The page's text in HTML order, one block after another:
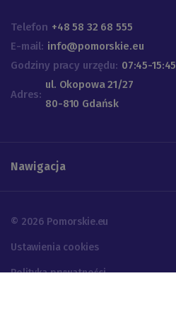
Telefon +48 58 32 68 555
E-mail: info@pomorskie.eu
Godziny pracy urzędu: 07:45-15:45
Adres:
ul. Okopowa 21/27
80-810 Gdańsk
Nawigacja
© 2026 Pomorskie.eu
Ustawienia cookies
Polityka prywatności